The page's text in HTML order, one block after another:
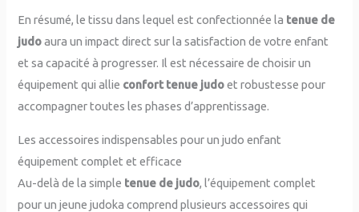
En résumé, le tissu dans lequel est confectionnée la tenue de
judoaura un impact direct sur la satisfaction de votre enfant
et sa capacité à progresser. Il est nécessaire de choisir un
équipement qui allie confort tenue judoet robustesse pour
accompagner toutes les phases d’apprentissage.
Les accessoires indispensables pour un judo enfant
équipement complet et efficace
Au-delà de la simple tenue de judo, l’équipement complet
pour un jeune judoka comprend plusieurs accessoires qui